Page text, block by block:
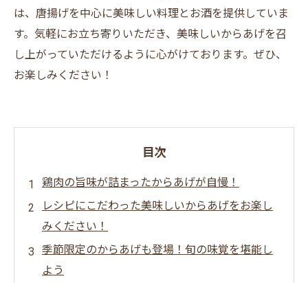
は、唐揚げを中心に美味しい料理とお酒を提供していま
す。気軽にお立ち寄りいただき、美味しいからあげを召
し上がっていただけるように心がけております。ぜひ、
お楽しみください！
目次
鶏肉の旨味が詰まったからあげが自慢！
レシピにこだわった美味しいからあげをお楽し
みください！
季節限定のからあげも登場！旬の味覚を堪能し
よう